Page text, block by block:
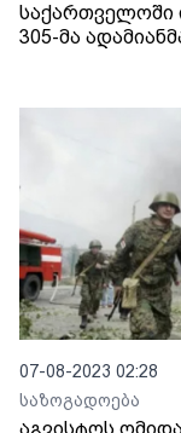
საქართველოში
305-მა
07-08-2023 02:28
საზოგადოება